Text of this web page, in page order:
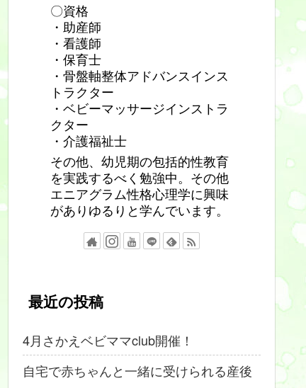
〇資格
・助産師
・看護師
・保育士
・骨盤軸整体アドバンスインス
トラクター
・ベビーマッサージインストラ
クター
・介護福祉士
その他、幼児期の包括的性教育
を実践するべく勉強中。その他
エニアグラム性格心理学に興味
がありゆるりと学んでいます。
最近の投稿
4月さかえベビママclub開催！
自宅で赤ちゃんと一緒に受けられる産後